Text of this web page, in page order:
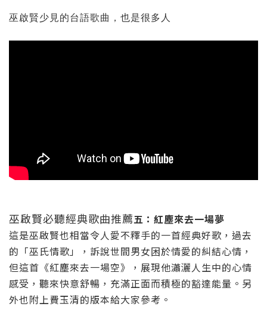
巫啟賢少見的台語歌曲，也是很多人
巫啟賢必聽經典歌曲推薦五：紅塵來去一場夢
這是巫啟賢也相當令人愛不釋手的一首經典好歌，過去
的「巫氏情歌」，訴說世間男女困於情愛的糾結心情，
但這首《紅塵來去一場空》，展現他瀟灑人生中的心情
感受，聽來快意舒暢，充滿正面而積極的豁達能量。另
外也附上費玉清的版本給大家參考。